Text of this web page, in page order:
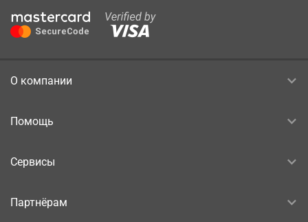
О компании
Помощь
Сервисы
Партнёрам